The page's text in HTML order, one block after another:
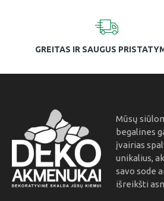
GREITAS IR SAUGUS
Mūsų
begalines
įvairias
unikalius,
savo sode
išreikšti